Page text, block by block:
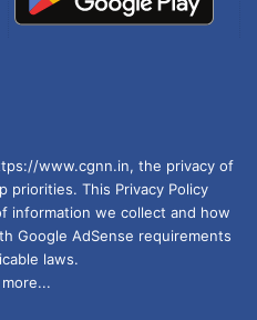
www.cgnn.in, the privacy of
priorities. This Privacy Policy
information we collect and how
Google AdSense requirements
laws.